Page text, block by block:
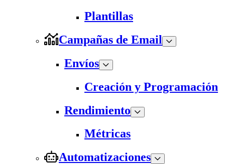
Plantillas
Campañas de Email
Envíos
Creación y Programación
Rendimiento
Métricas
Automatizaciones